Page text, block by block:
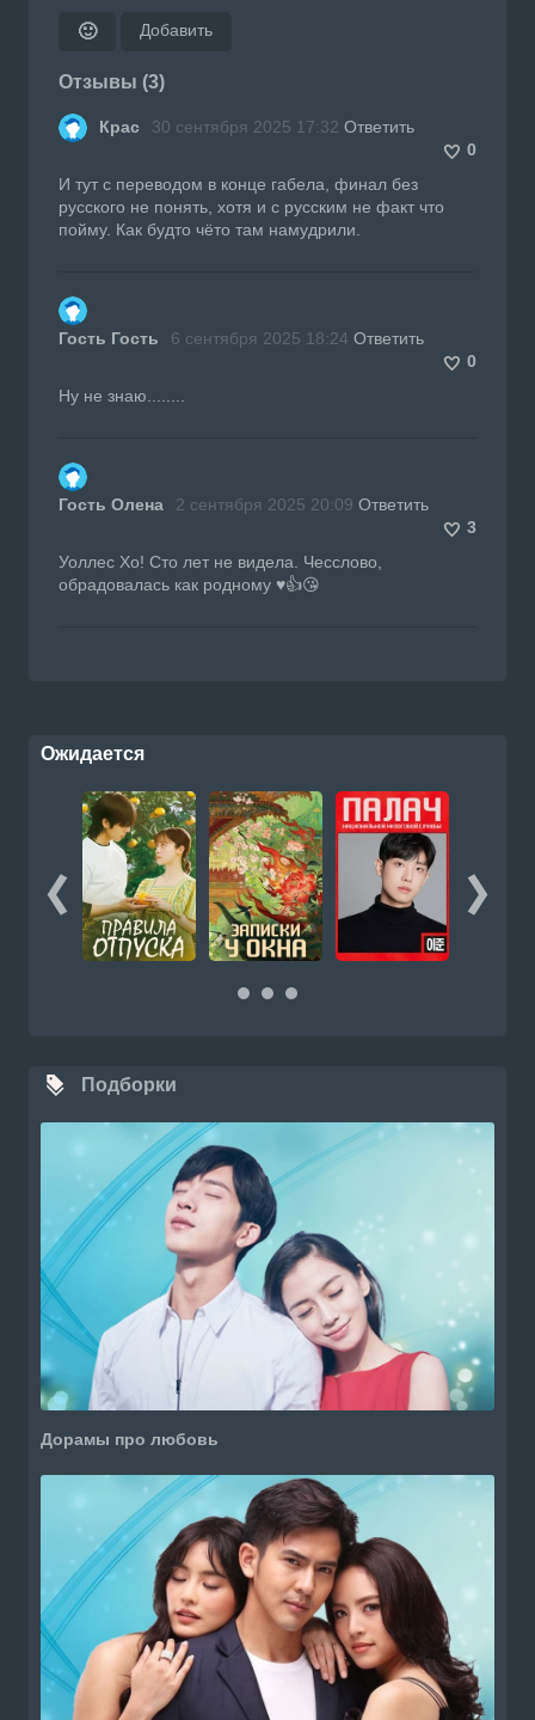
🙂 Добавить
Отзывы (3)
Крас 30 сентября 2025 17:32 Ответить
0
И тут с переводом в конце габела, финал без
русского не понять, хотя и с русским не факт что
пойму. Как будто чёто там намудрили.
Гость Гость 6 сентября 2025 18:24 Ответить
0
Ну не знаю........
Гость Олена 2 сентября 2025 20:09 Ответить
3
Уоллес Хо! Сто лет не видела. Чесслово,
обрадовалась как родному ♥️👍😘
Ожидается
Подборки
Дорамы про любовь